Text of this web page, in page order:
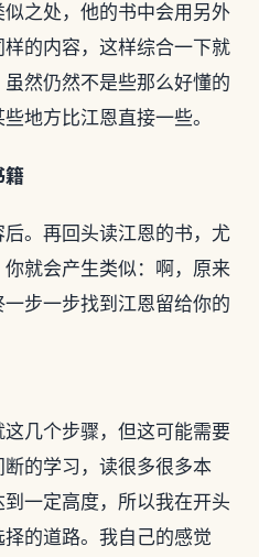
之处，他的书中会用另外
的内容，这样综合一下就
然仍然不是些那么好懂的
地方比江恩直接一些。
籍
。再回头读江恩的书，尤
就会产生类似：啊，原来
步一步找到江恩留给你的
几个步骤，但这可能需要
的学习，读很多很多本
一定高度，所以我在开头
的道路。我自己的感觉